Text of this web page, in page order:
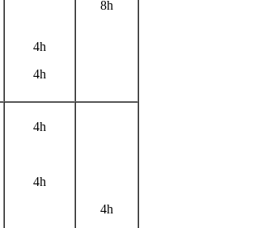
4h
4h
8h
4h
4h
4h